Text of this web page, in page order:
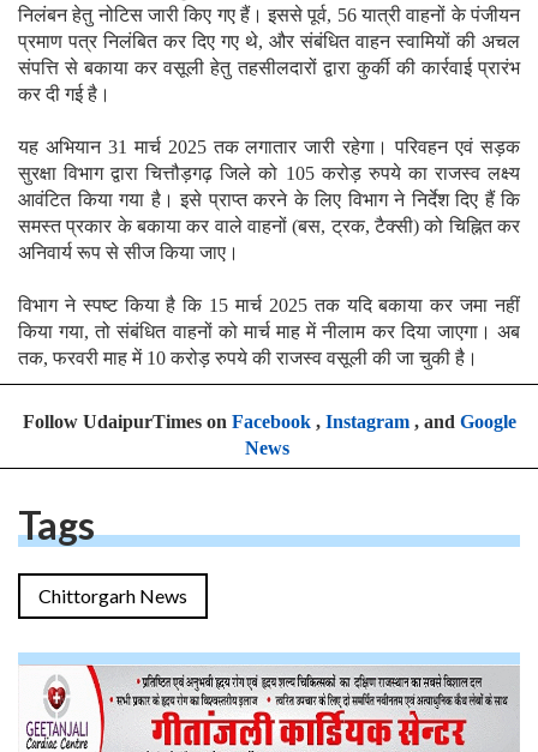
निलंबन हेतु नोटिस जारी किए गए हैं। इससे पूर्व, 56 यात्री वाहनों के पंजीयन
प्रमाण पत्र निलंबित कर दिए गए थे, और संबंधित वाहन स्वामियों की अचल
संपत्ति से बकाया कर वसूली हेतु तहसीलदारों द्वारा कुर्की की कार्रवाई प्रारंभ
कर दी गई है।
यह अभियान 31 मार्च 2025 तक लगातार जारी रहेगा। परिवहन एवं सड़क
सुरक्षा विभाग द्वारा चित्तौड़गढ़ जिले को 105 करोड़ रुपये का राजस्व लक्ष्य
आवंटित किया गया है। इसे प्राप्त करने के लिए विभाग ने निर्देश दिए हैं कि
समस्त प्रकार के बकाया कर वाले वाहनों (बस, ट्रक, टैक्सी) को चिह्नित कर
अनिवार्य रूप से सीज किया जाए।
विभाग ने स्पष्ट किया है कि 15 मार्च 2025 तक यदि बकाया कर जमा नहीं
किया गया, तो संबंधित वाहनों को मार्च माह में नीलाम कर दिया जाएगा। अब
तक, फरवरी माह में 10 करोड़ रुपये की राजस्व वसूली की जा चुकी है।
Follow UdaipurTimes on Facebook, Instagram, and Google
News
Tags
Chittorgarh News